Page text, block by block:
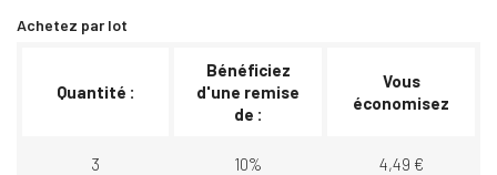
Achetez par lot
Quantité :
Bénéficiez
d'une remise
de :
Vous
économisez
3 10% 4,49 €